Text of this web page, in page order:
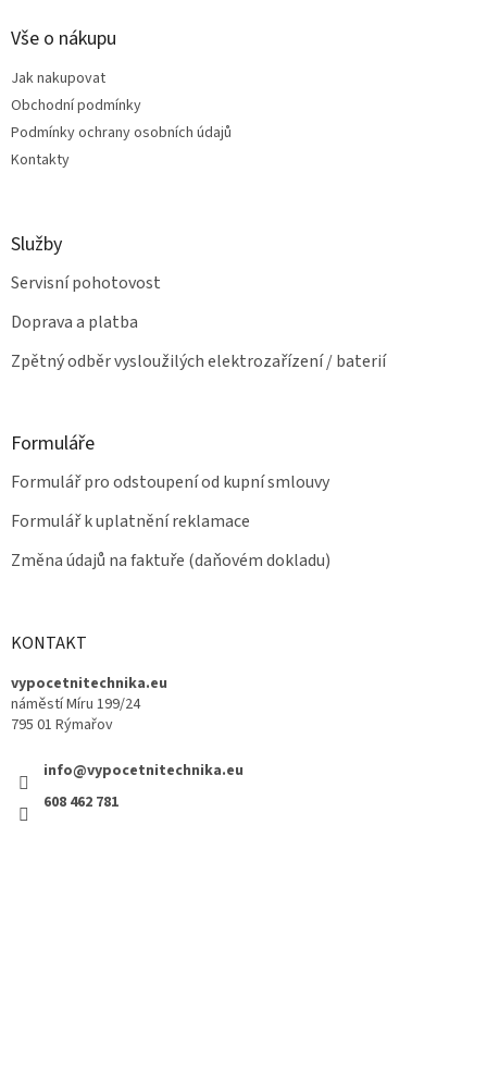
Vše o nákupu
Jak nakupovat
Obchodní podmínky
Podmínky ochrany osobních údajů
Kontakty
Služby
Servisní pohotovost
Doprava a platba
Zpětný odběr vysloužilých elektrozařízení / baterií
Formuláře
Formulář pro odstoupení od kupní smlouvy
Formulář k uplatnění reklamace
Změna údajů na faktuře (daňovém dokladu)
KONTAKT
vypocetnitechnika.eu
náměstí Míru 199/24
795 01 Rýmařov
info@vypocetnitechnika.eu
608 462 781